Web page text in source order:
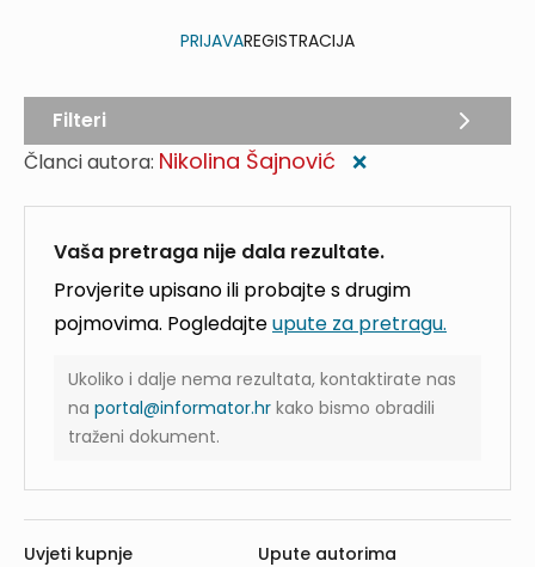
PRIJAVAREGISTRACIJA
Članci autora: Nikolina Šajnović ❌
Vaša pretraga nije dala rezultate.
Provjerite upisano ili probajte s drugim
pojmovima. Pogledajteupute za pretragu.
Ukoliko i dalje nema rezultata, kontaktirate nas
na portal@informator.hr kako bismo obradili
traženi dokument.
Filteri
Uvjeti kupnje Upute autorima